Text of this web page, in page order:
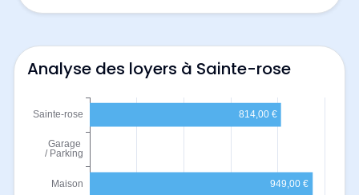
Analyse des loyers à Sainte-rose